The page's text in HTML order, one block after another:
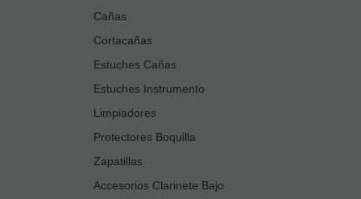
Cañas
Cortacañas
Estuches Cañas
Estuches Instrumento
Limpiadores
Protectores Boquilla
Zapatillas
Accesorios Clarinete Bajo